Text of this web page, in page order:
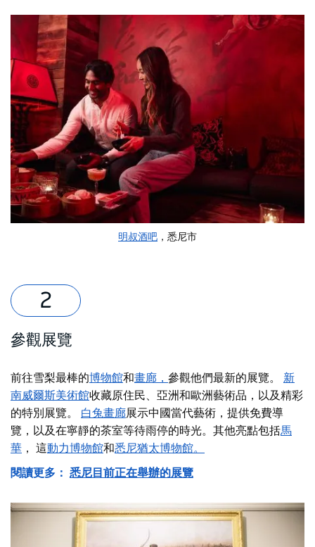
明叔酒吧 ，悉尼市
參觀展覽
前往雪梨最棒的博物館和畫廊， 參觀他們最新的展覽。 新
南威爾斯美術館收藏原住民、亞洲和歐洲藝術品，以及精彩
的特別展覽。 白兔畫廊展示中國當代藝術，提供免費導
覽，以及在寧靜的茶室等待雨停的時光。其他亮點包括馬
華 ， 這動力博物館和悉尼猶太博物館。
閱讀更多： 悉尼目前正在舉辦的展覽